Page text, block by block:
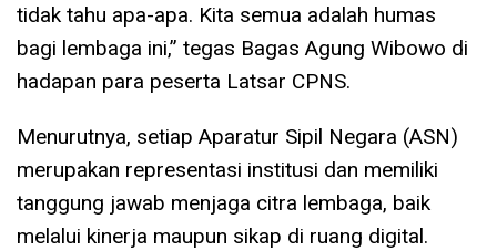
tidak tahu apa-apa. Kita semua adalah humas
bagi lembaga ini,” tegas Bagas Agung Wibowo di
hadapan para peserta Latsar CPNS.
Menurutnya, setiap Aparatur Sipil Negara (ASN)
merupakan representasi institusi dan memiliki
tanggung jawab menjaga citra lembaga, baik
melalui kinerja maupun sikap di ruang digital.